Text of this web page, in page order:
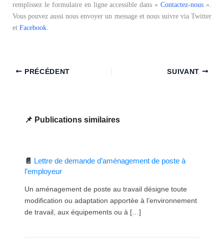
remplissez le formulaire en ligne accessible dans «Contactez-nous ».
Vous pouvez aussi nous envoyer un message et nous suivre via Twitter
et Facebook.
PRÉCÉDENT SUIVANT
Publications similaires
Lettre de demande d’aménagement de poste à
l’employeur
Un aménagement de poste au travail désigne toute
modification ou adaptation apportée à l’environnement
de travail, aux équipements ou à […]